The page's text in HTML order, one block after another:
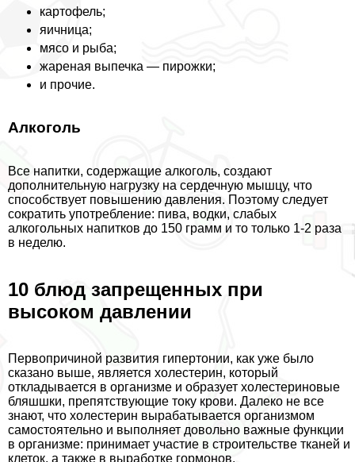
картофель;
яичница;
мясо и рыба;
жареная выпечка — пирожки;
и прочие.
Алкоголь
Все напитки, содержащие алкоголь, создают
дополнительную нагрузку на сердечную мышцу, что
способствует повышению давления. Поэтому следует
сократить употрeбление: пива, водки, слабых
алкогольных напитков до 150 грамм и то только 1-2 раза
в неделю.
10 блюд запрещенных при
высоком давлении
Первопричиной развития гипертонии, как уже было
сказано выше, является холестерин, который
откладывается в организме и образует холестериновые
бляшшки, препятствующие току крови. Далеко не все
знают, что холестерин выpaбатывается организмом
самостоятельно и выполняет довольно важные функции
в организме: принимает участие в строительстве тканей и
клеток, а также в выработке гормонов.